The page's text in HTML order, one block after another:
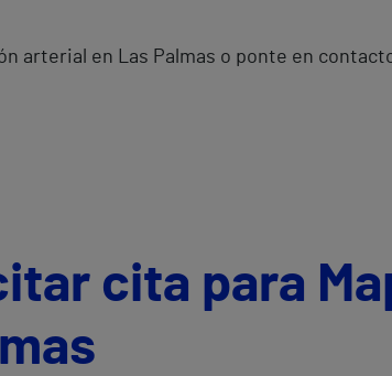
arterial en Las Palmas o ponte en
cita para